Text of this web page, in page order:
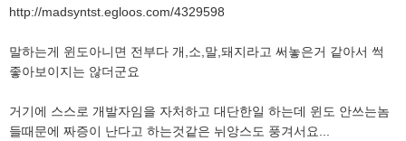
http://madsyntst.egloos.com/4329598
말하는게 윈도아니면 전부다 개,소,말,돼지라고 써놓은거 같아서 썩
좋아보이지는 않더군요
거기에 스스로 개발자임을 자처하고 대단한일 하는데 윈도 안쓰는놈
들때문에 짜증이 난다고 하는것같은 뉘앙스도 풍겨서요...